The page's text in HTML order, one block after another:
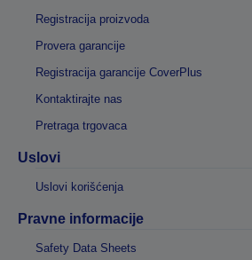
Registracija proizvoda
Provera garancije
Registracija garancije CoverPlus
Kontaktirajte nas
Pretraga trgovaca
Uslovi
Uslovi korišćenja
Pravne informacije
Safety Data Sheets